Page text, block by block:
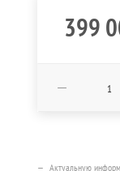
399
Актуальную